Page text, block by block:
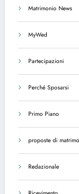
Matrimonio News
MyWed
Partecipazioni
Perché Sposarsi
Primo Piano
proposte di
Redazionale